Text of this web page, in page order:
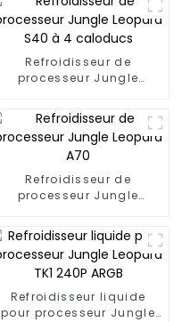
Refroidisseur de
processeur Jungle
caloducs
Refroidisseur de
processeur Jungle
Refroidisseur liquide
pour processeur Jungle